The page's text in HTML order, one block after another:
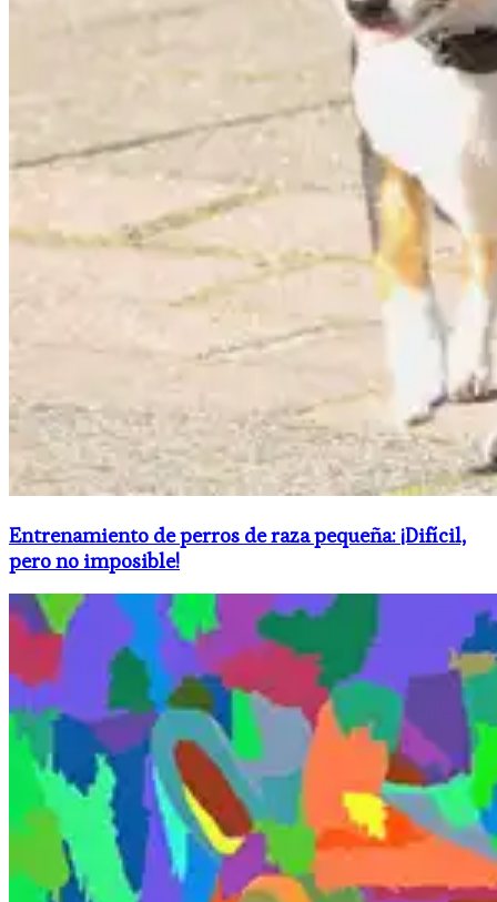
Entrenamiento de perros de raza pequeña: ¡Difícil,
pero no imposible!